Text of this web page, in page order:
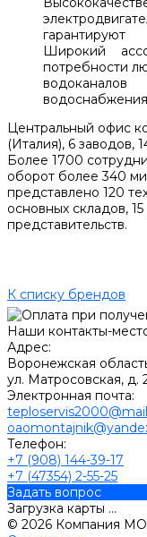
Широкий
потребности
Центральный офис
(Италия), 6 заводов,
Более 1700
оборот более 340
представлено 120
основных складов,
представительств.
К списку брендов
Наши контакты-
Адрес:
Воронежская
ул. Матросовская, д.
Электронная почта:
Телефон:
+7 (908) 144-39-17
+7 (47354) 2-55-25
Задать вопрос
Загрузка карты ...
© 2026 Компания